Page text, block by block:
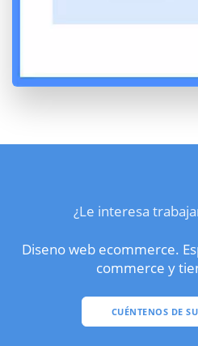
¿Le interesa
Diseno web ecommerce.
commerce y
CUÉNTENOS DE